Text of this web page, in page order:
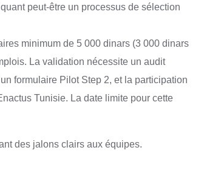
peut-être un processus de sélection
minimum de 5 000 dinars (3 000 dinars
La validation nécessite un audit
formulaire Pilot Step 2, et la participation
Tunisie. La date limite pour cette
des jalons clairs aux équipes.